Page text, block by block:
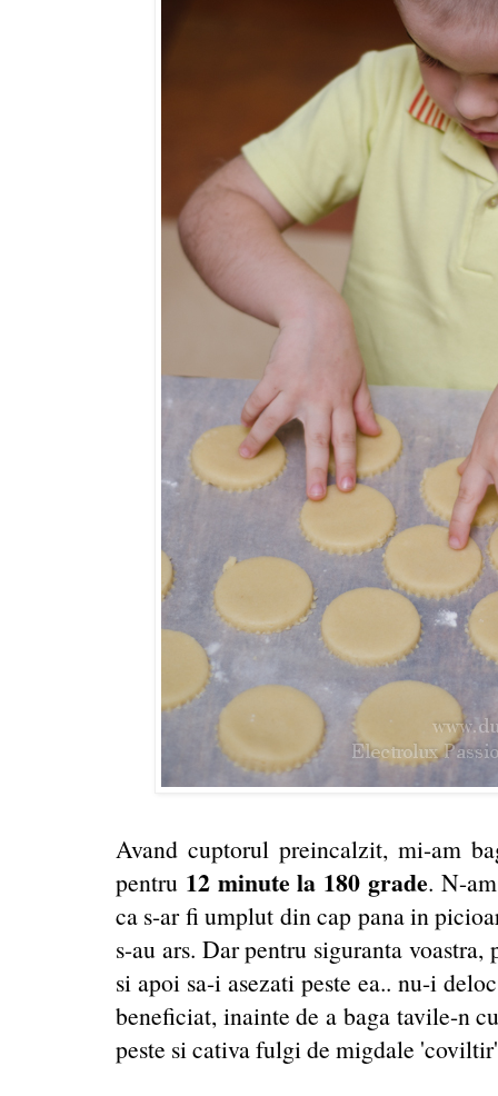
Avand cuptorul preincalzit, mi-am
pentru 12 minute la 180 grade. N-
ca s-ar fi umplut din cap pana in
s-au ars. Dar pentru siguranta
si apoi sa-i asezati peste ea.. nu-i
beneficiat, inainte de a baga tavile-n
peste si cativa fulgi de migdale